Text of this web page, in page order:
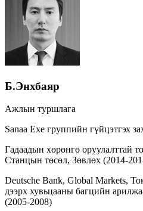
Б.Энхбаяр
Ажлын туршлага
Sanaa Exe группийн гүйцэтгэх
Гадаадын хөрөнгө оруулалттай
Станцын төсөл, Зөвлөх (2014-
Deutsche Bank, Global Markets,
дээрх хувьцааны багцийн
(2005-2008)